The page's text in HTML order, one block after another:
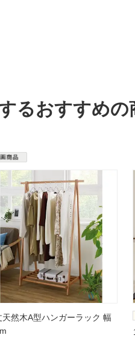
るおすすめの
天然木A型ハンガーラック 幅